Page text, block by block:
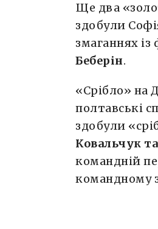
Ще два
здобули
змаганнях із
Беберін.
«Срібло» на
полтавські
здобули
Ковальчук
командній
командному